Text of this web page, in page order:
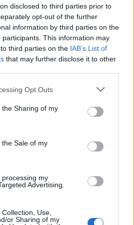
disclosed to third parties prior to
opt-out of the further
information by third parties on the
participants. This information may
third parties on the IAB’s List of
that may further disclose it to other
app uses one or more Google
usage behaviour. You may click to
Google and its third-party tags to
purposes in below Google
Opt Outs
Sharing of my
Sale of my
my
Advertising.
Use,
or Sharing of my
στιγμή
ατζέντα» στο δρόμο για το
της Καρυστιανού - Στον